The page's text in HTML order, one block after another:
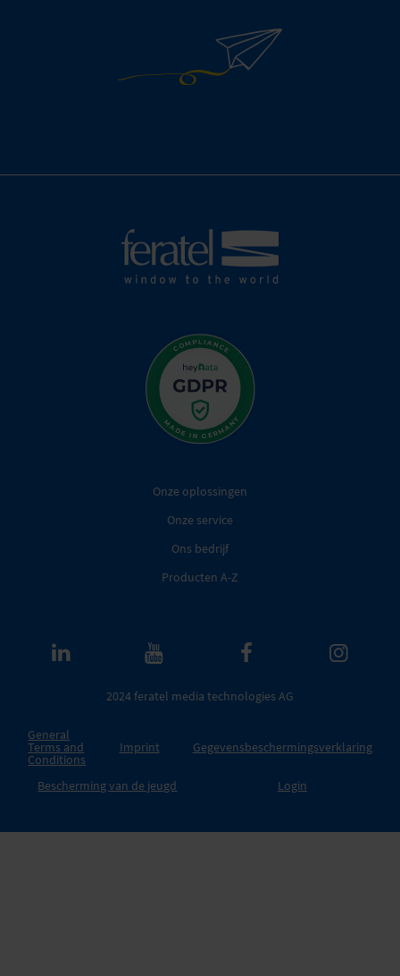
Onze oplossingen
Onze service
Ons bedrijf
Producten A-Z
2024 feratel media technologies AG
General
Terms and
Conditions
Imprint Gegevensbeschermingsverklaring
Bescherming van de jeugd Login